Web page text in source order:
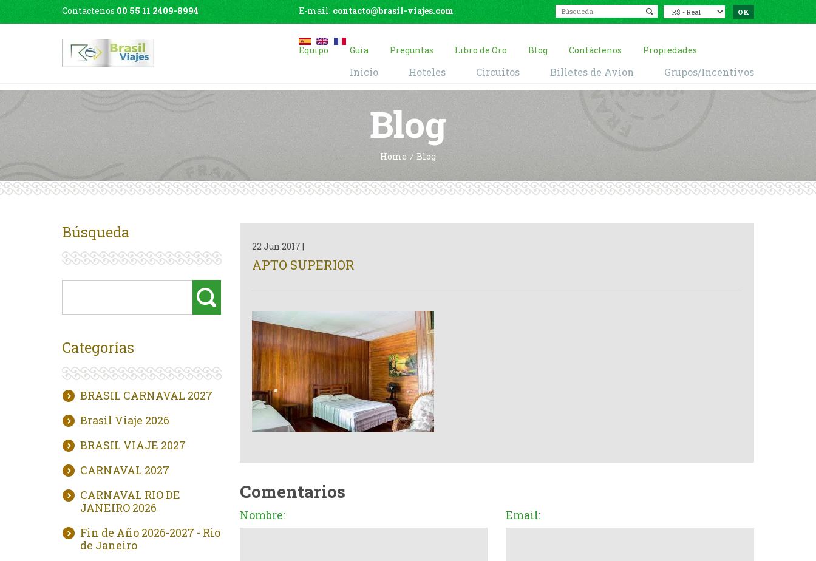
Contactenos 00 55 11 2409-8994 E-mail: contacto@brasil-viajes.com
Equipo Guia Preguntas Libro de Oro Blog Contáctenos Propiedades
Inicio Hoteles Circuitos Billetes de Avion Grupos/Incentivos
Blog
Home Blog
Búsqueda
Categorías
BRASIL CARNAVAL 2027
Brasil Viaje 2026
BRASIL VIAJE 2027
CARNAVAL 2027
CARNAVAL RIO DE
JANEIRO 2026
Fin de Año 2026-2027 - Rio
de Janeiro
22 Jun 2017 |
APTO SUPERIOR
Comentarios
Nombre: Email: